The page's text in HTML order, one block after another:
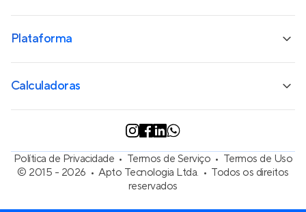
Plataforma
Calculadoras
Política de Privacidade Termos de Serviço
Termos de Uso
© 2015 - 2026
Apto Tecnologia Ltda.
Todos os direitos
reservados